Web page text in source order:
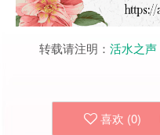
转载请注明： 活水之声
喜欢 (0)